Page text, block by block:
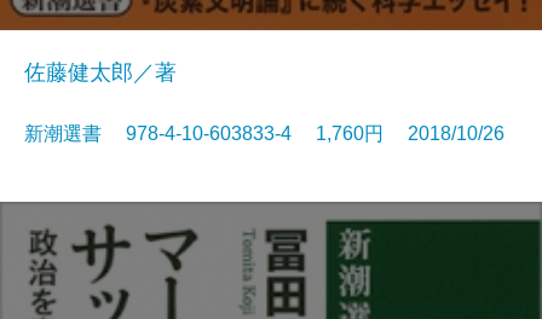
佐藤健太郎／著
新潮選書 978-4-10-603833-4 1,760円 2018/10/26